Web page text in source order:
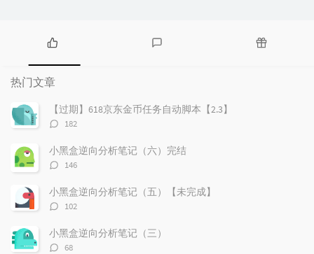
热
门
文
章
论
热门文章
【过期】618京东金币任务自动脚本【2.3】
评
数：
182
小黑盒逆向分析笔记（六）完结
评
数：
146
小黑盒逆向分析笔记（五）【未完成】
评
数：
102
小黑盒逆向分析笔记（三）
评
68